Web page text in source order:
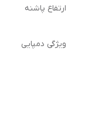
ارتفاع پاشنه
ویژگی دمپایی